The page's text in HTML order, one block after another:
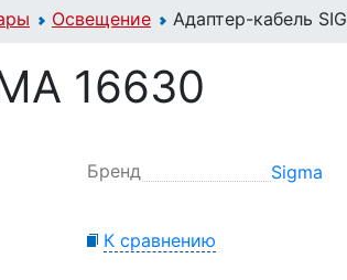
Освещение Адаптер-кабель
16630
Бренд Sigma
К сравнению